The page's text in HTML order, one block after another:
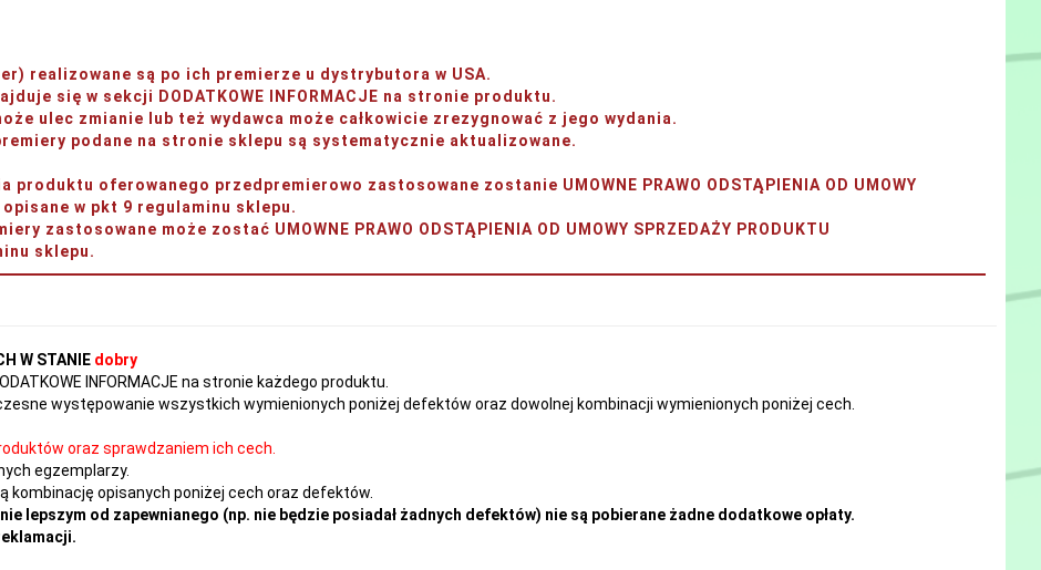
realizowane są po ich premierze u dystrybutora w USA.
się w sekcji DODATKOWE INFORMACJE na stronie produktu.
ulec zmianie lub też wydawca może całkowicie zrezygnować z jego wydania.
podane na stronie sklepu są systematycznie aktualizowane.
oferowanego przedpremierowo zastosowane zostanie UMOWNE PRAWO ODSTĄPIENIA OD UMOWY
opisane w pkt 9 regulaminu sklepu.
zastosowane może zostać UMOWNE PRAWO ODSTĄPIENIA OD UMOWY SPRZEDAŻY PRODUKTU
sklepu.
W STANIE dobry
INFORMACJE na stronie każdego produktu.
występowanie wszystkich wymienionych poniżej defektów oraz dowolnej kombinacji wymienionych poniżej cech.
oraz sprawdzaniem ich cech.
egzemplarzy.
kombinację opisanych poniżej cech oraz defektów.
lepszym od zapewnianego (np. nie będzie posiadał żadnych defektów) nie są pobierane żadne dodatkowe opłaty.